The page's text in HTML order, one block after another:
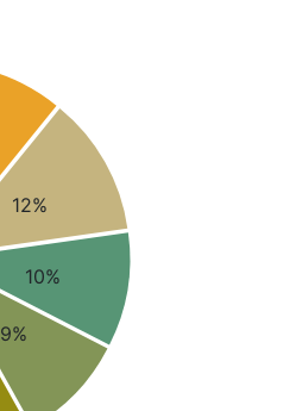
12%
10%
9%